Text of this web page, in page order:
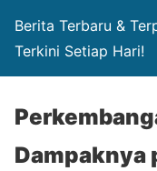
Berita Terbaru &
Terkini Setiap Hari!
Dampaknya